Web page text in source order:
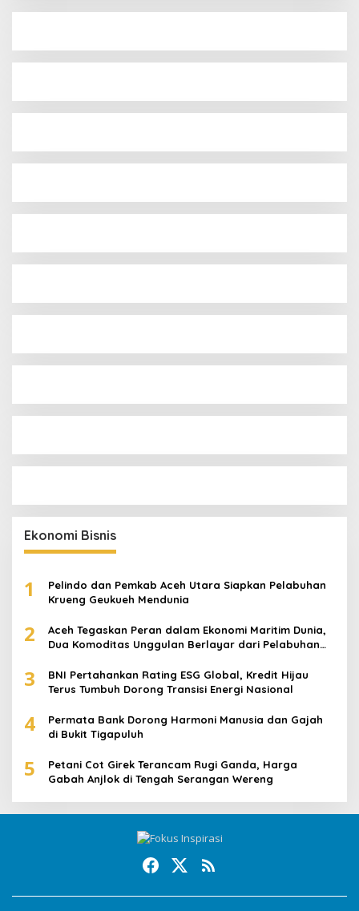
Ekonomi Bisnis
1
Pelindo dan Pemkab Aceh Utara Siapkan Pelabuhan
Krueng Geukueh Mendunia
2
Aceh Tegaskan Peran dalam Ekonomi Maritim Dunia,
Dua Komoditas Unggulan Berlayar dari Pelabuhan
3
BNI Pertahankan Rating ESG Global, Kredit Hijau
Terus Tumbuh Dorong Transisi Energi Nasional
4
Permata Bank Dorong Harmoni Manusia dan Gajah
di Bukit Tigapuluh
5
Petani Cot Girek Terancam Rugi Ganda, Harga
Gabah Anjlok di Tengah Serangan Wereng